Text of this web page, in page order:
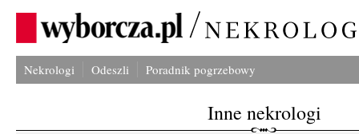
Nekrologi Odeszli Poradnik pogrzebowy
Inne nekrologi